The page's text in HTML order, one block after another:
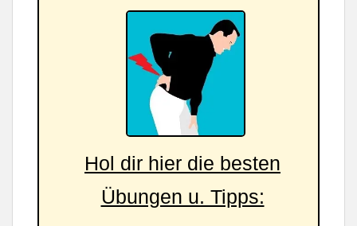
Hol dir hier die besten
Übungen u. Tipps: